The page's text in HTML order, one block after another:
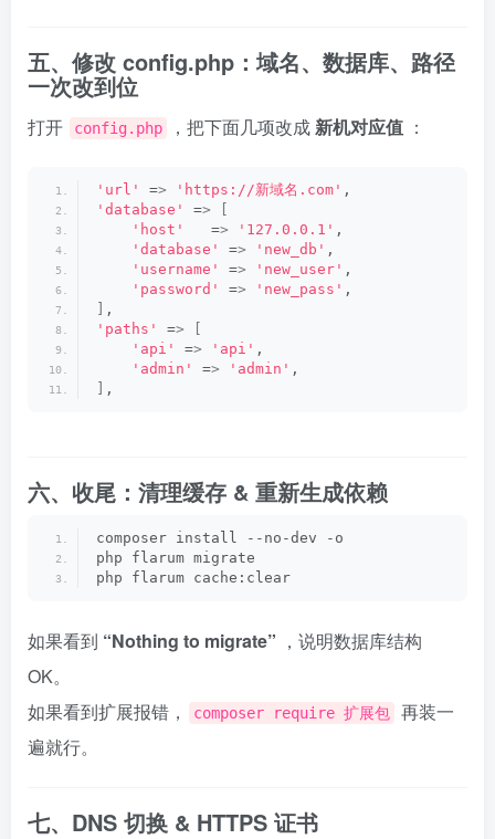
五、修改 config.php：域名、数据库、路径
一次改到位
打开 config.php ，把下面几项改成新机对应值 ：
'url' => 'https://新域名.com' ,
'database'
=>
'host'
   =
> '127.0.0.1' ,
'database'
=> 'new_db' ,
'username'
=> 'new_user' ,
'password'
=> 'new_pass' ,
,
'paths'
=>
'api'
=> 'api' ,
'admin'
=> 'admin' ,
,
六、收尾：清理缓存 & 重新生成依赖
composer install --no-dev -o
php flarum migrate
php flarum cache:clear
如果看到 “Nothing to migrate” ，说明数据库结构
OK。
如果看到扩展报错，
composer require 扩展包
再装一
遍就行。
七、DNS 切换 & HTTPS 证书